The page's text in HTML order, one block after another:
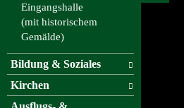
Eingangshalle
(mit historischem
Gemälde)
Bildung & Soziales
Kirchen